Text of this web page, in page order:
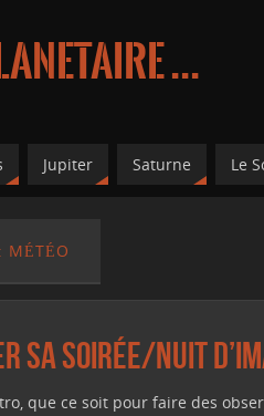
...
Jupiter Saturne Le
MÉTÉO
sa soirée/nuit
que ce soit pour faire des